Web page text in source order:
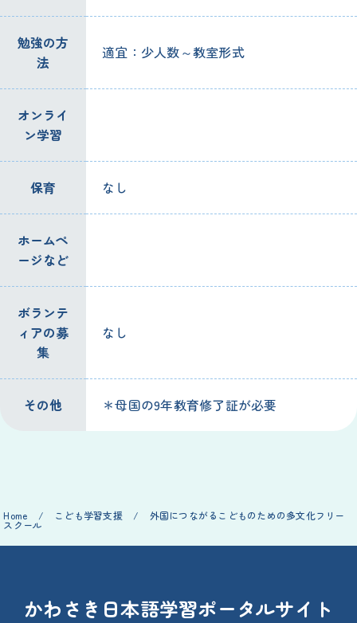
勉強の方
法
適宜：少人数～教室形式
オンライ
ン学習
保育 なし
ホームペ
ージなど
ボランテ
ィアの募
集
なし
その他 ＊母国の9年教育修了証が必要
Home / こども学習支援 / 外国につながるこどものための多文化フリー
スクール
かわさき日本語学習ポータルサイト